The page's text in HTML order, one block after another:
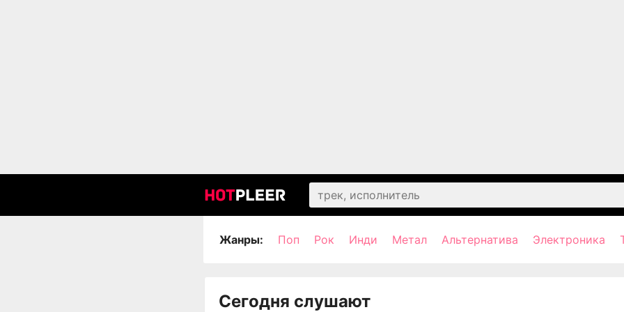
Жанры: Поп Рок Инди Метал Альтернатива Электроника
Сегодня слушают